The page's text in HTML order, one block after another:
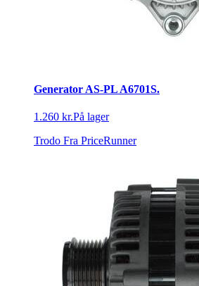
Generator AS-PL A6701S.
1.260 kr.På lager
Trodo Fra PriceRunner